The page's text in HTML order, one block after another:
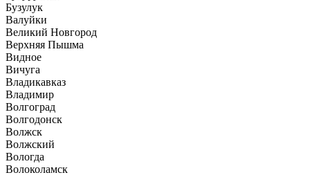
Бузулук
Валуйки
Великий Новгород
Верхняя Пышма
Видное
Вичуга
Владикавказ
Владимир
Волгоград
Волгодонск
Волжск
Волжский
Вологда
Волоколамск